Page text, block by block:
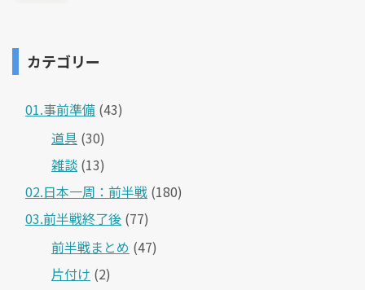
カテゴリー
01.事前準備 (43)
道具 (30)
雑談 (13)
02.日本一周：前半戦 (180)
03.前半戦終了後 (77)
前半戦まとめ (47)
片付け (2)